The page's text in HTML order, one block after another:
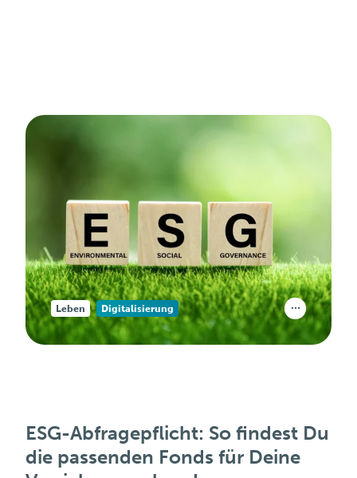
Leben Digitalisierung
ESG-Abfragepflicht: So findest Du
die passenden Fonds für Deine